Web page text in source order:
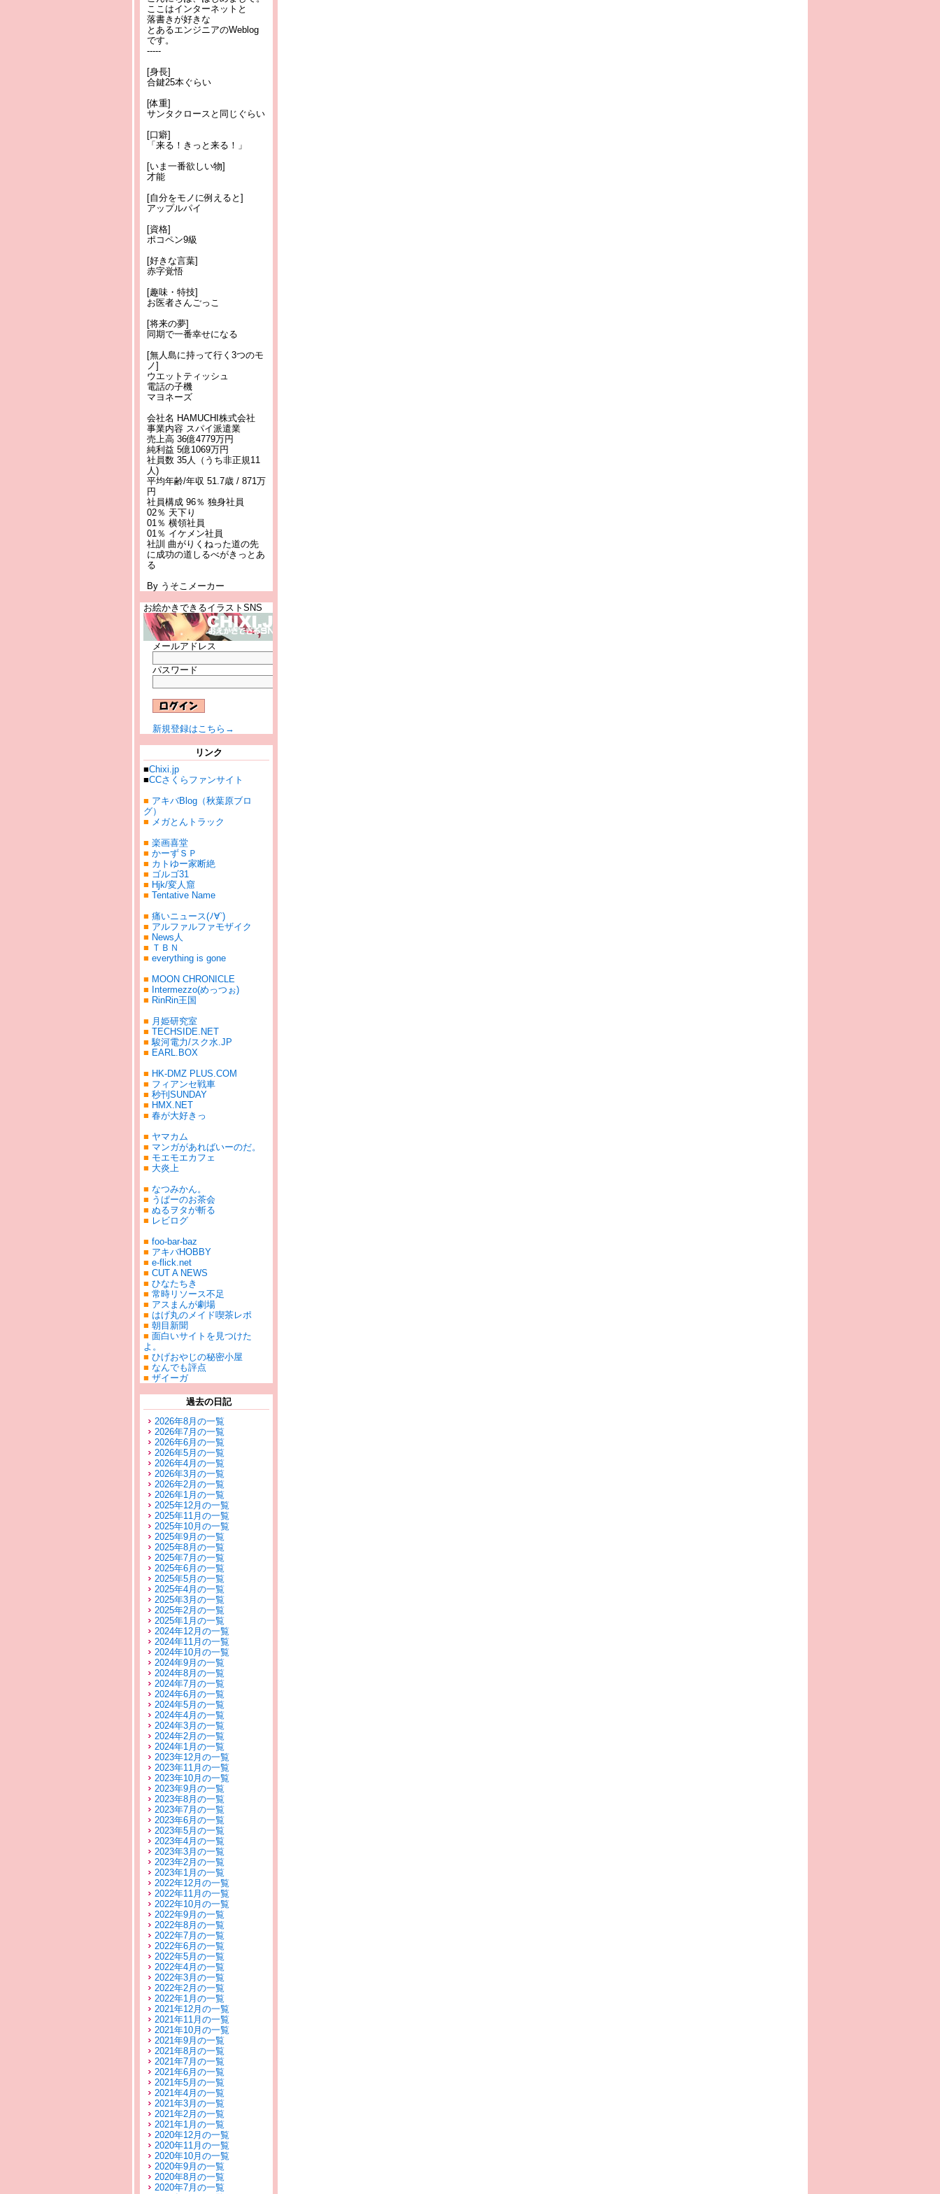
ここはインターネットと
落書きが好きな
とあるエンジニアのWeblog
です。
-----
[身長]
合鍵25本ぐらい
[体重]
サンタクロースと同じぐらい
[口癖]
「来る！きっと来る！」
[いま一番欲しい物]
才能
[自分をモノに例えると]
アップルパイ
[資格]
ポコペン9級
[好きな言葉]
赤字覚悟
[趣味・特技]
お医者さんごっこ
[将来の夢]
同期で一番幸せになる
[無人島に持って行く3つのモ
ノ]
ウエットティッシュ
電話の子機
マヨネーズ
会社名 HAMUCHI株式会社
事業内容 スパイ派遣業
売上高 36億4779万円
純利益 5億1069万円
社員数 35人（うち非正規11
人)
平均年齢/年収 51.7歳 / 871万
円
社員構成 96％ 独身社員
02％ 天下り
01％ 横領社員
01％ イケメン社員
社訓 曲がりくねった道の先
に成功の道しるべがきっとあ
る
By うそこメーカー
お絵かきできるイラストSNS
メールアドレス
パスワード
新規登録はこちら→
リンク
■Chixi.jp
■CCさくらファンサイト
■ アキバBlog（秋葉原ブロ
グ）
■ メガとんトラック
■ 楽画喜堂
■ かーずＳＰ
■ カトゆー家断絶
■ ゴルゴ31
■ Hjk/変人窟
■ Tentative Name
■ 痛いニュース(ﾉ∀`)
■ アルファルファモザイク
■ News人
■ ＴＢＮ
■ everything is gone
■ MOON CHRONICLE
■ Intermezzo(めっつぉ)
■ RinRin王国
■ 月姫研究室
■ TECHSIDE.NET
■駿河電力/スク水.JP
■ EARL.BOX
■ HK-DMZ PLUS.COM
■ フィアンセ戦車
■ 秒刊SUNDAY
■ HMX.NET
■ 春が大好きっ
■ ヤマカム
■ マンガがあればいーのだ。
■ モエモエカフェ
■ 大炎上
■ なつみかん。
■ うぱーのお茶会
■ ぬるヲタが斬る
■ レビログ
■ foo-bar-baz
■ アキバHOBBY
■ e-flick.net
■ CUT A NEWS
■ ひなたちき
■ 常時リソース不足
■ アスまんが劇場
■ はげ丸のメイド喫茶レポ
■ 朝目新聞
■ 面白いサイトを見つけた
よ。
■ ひげおやじの秘密小屋
■ なんでも評点
■ ザイーガ
過去の日記
2026年8月の一覧
2026年7月の一覧
2026年6月の一覧
2026年5月の一覧
2026年4月の一覧
2026年3月の一覧
2026年2月の一覧
2026年1月の一覧
2025年12月の一覧
2025年11月の一覧
2025年10月の一覧
2025年9月の一覧
2025年8月の一覧
2025年7月の一覧
2025年6月の一覧
2025年5月の一覧
2025年4月の一覧
2025年3月の一覧
2025年2月の一覧
2025年1月の一覧
2024年12月の一覧
2024年11月の一覧
2024年10月の一覧
2024年9月の一覧
2024年8月の一覧
2024年7月の一覧
2024年6月の一覧
2024年5月の一覧
2024年4月の一覧
2024年3月の一覧
2024年2月の一覧
2024年1月の一覧
2023年12月の一覧
2023年11月の一覧
2023年10月の一覧
2023年9月の一覧
2023年8月の一覧
2023年7月の一覧
2023年6月の一覧
2023年5月の一覧
2023年4月の一覧
2023年3月の一覧
2023年2月の一覧
2023年1月の一覧
2022年12月の一覧
2022年11月の一覧
2022年10月の一覧
2022年9月の一覧
2022年8月の一覧
2022年7月の一覧
2022年6月の一覧
2022年5月の一覧
2022年4月の一覧
2022年3月の一覧
2022年2月の一覧
2022年1月の一覧
2021年12月の一覧
2021年11月の一覧
2021年10月の一覧
2021年9月の一覧
2021年8月の一覧
2021年7月の一覧
2021年6月の一覧
2021年5月の一覧
2021年4月の一覧
2021年3月の一覧
2021年2月の一覧
2021年1月の一覧
2020年12月の一覧
2020年11月の一覧
2020年10月の一覧
2020年9月の一覧
2020年8月の一覧
2020年7月の一覧